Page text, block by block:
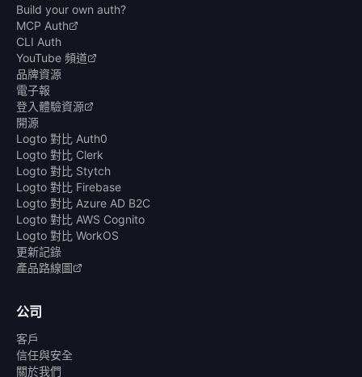
Build your own auth?
MCP Auth
CLI Auth
YouTube 頻道
品牌資源
電子報
登入體驗資源
開源
Logto 對比 Auth0
Logto 對比 Clerk
Logto 對比 Stytch
Logto 對比 Firebase
Logto 對比 Azure AD B2C
Logto 對比 AWS Cognito
Logto 對比 WorkOS
更新記錄
產品路線圖
公司
客戶
信任與安全
關於我們